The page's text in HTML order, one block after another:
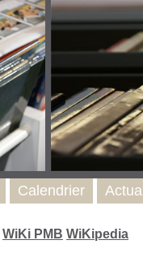
WiKi PMB WiKipedia
Calendrier